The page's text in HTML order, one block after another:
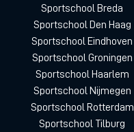
Sportschool Breda
Sportschool Den Haag
Sportschool Eindhoven
Sportschool Groningen
Sportschool Haarlem
Sportschool Nijmegen
Sportschool Rotterdam
Sportschool Tilburg